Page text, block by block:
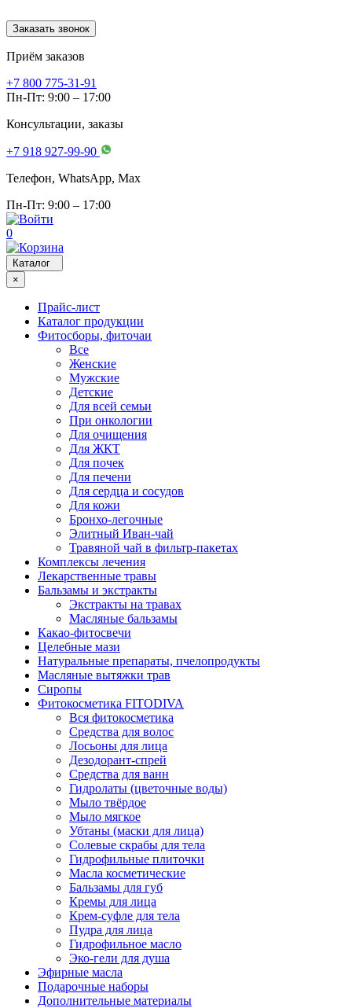
Заказать звонок
Приём заказов
+7 800 775-31-91
Пн-Пт: 9:00 – 17:00
Консультации, заказы
+7 918 927-99-90
Телефон, WhatsApp, Мах
Пн-Пт: 9:00 – 17:00
0
Каталог
×
Прайс-лист
Каталог продукции
Фитосборы, фиточаи
Все
Женские
Мужские
Детские
Для всей семьи
При онкологии
Для очищения
Для ЖКТ
Для почек
Для печени
Для сердца и сосудов
Для кожи
Бронхо-легочные
Элитный Иван-чай
Травяной чай в фильтр-пакетах
Комплексы лечения
Лекарственные травы
Бальзамы и экстракты
Экстракты на травах
Масляные бальзамы
Какао-фитосвечи
Целебные мази
Натуральные препараты, пчелопродукты
Масляные вытяжки трав
Сиропы
Фитокосметика FITODIVA
Вся фитокосметика
Средства для волос
Лосьоны для лица
Дезодорант-спрей
Средства для ванн
Гидролаты (цветочные воды)
Мыло твёрдое
Мыло мягкое
Убтаны (маски для лица)
Солевые скрабы для тела
Гидрофильные плиточки
Масла косметические
Бальзамы для губ
Кремы для лица
Крем-суфле для тела
Пудра для лица
Гидрофильное масло
Эко-гели для душа
Эфирные масла
Подарочные наборы
Дополнительные материалы